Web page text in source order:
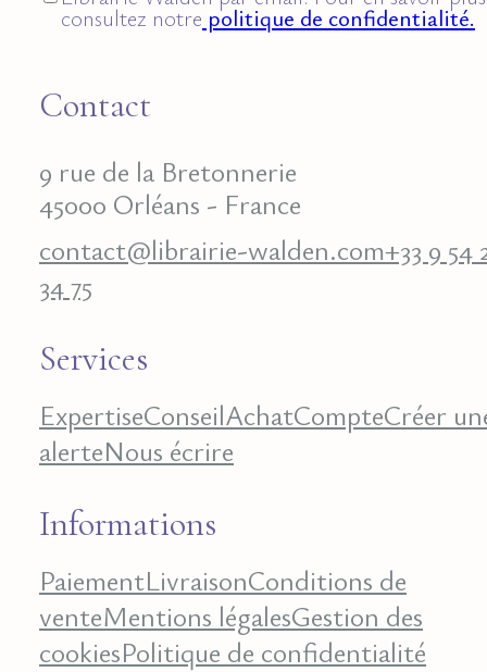
consultez notre politique de confidentialité.
Contact
9 rue de la Bretonnerie
45000 Orléans - France
contact@librairie-walden.com+33 9 54
34 75
Services
ExpertiseConseilAchatCompteCréer
alerteNous écrire
Informations
PaiementLivraisonConditions de
venteMentions légalesGestion des
cookiesPolitique de confidentialité